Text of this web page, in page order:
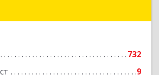
732
9